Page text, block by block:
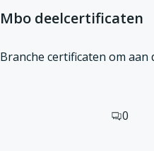
Mbo deelcertificaten
Branche certificaten om
0